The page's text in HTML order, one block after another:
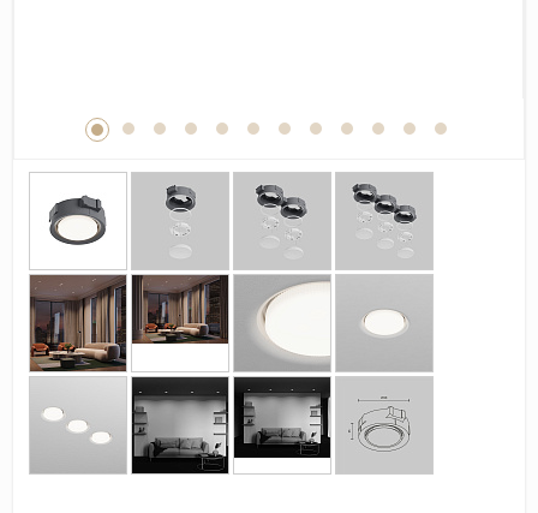
Поверхность
Матовая
Лаппатированная
Сатинированная
Карвинг
Страны
Россия